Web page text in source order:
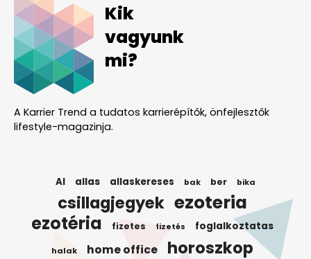
Kik
vagyunk
mi?
A Karrier Trend a tudatos karrierépítők, önfejlesztők
lifestyle-magazinja.
AI allas allaskereses bak ber bika
csillagjegyek ezoteria
ezotéria fizetes fizetés foglalkoztatas
halak home office horoszkop